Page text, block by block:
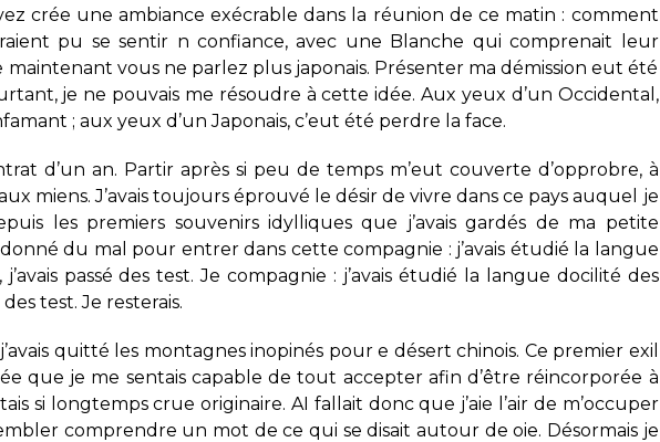
crée une ambiance exécrable dans la réunion de ce matin : comment
pu se sentir n confiance, avec une Blanche qui comprenait leur
maintenant vous ne parlez plus japonais. Présenter ma démission eut été
je ne pouvais me résoudre à cette idée. Aux yeux d’un Occidental,
; aux yeux d’un Japonais, c’eut été perdre la face.
d’un an. Partir après si peu de temps m’eut couverte d’opprobre, à
miens. J’avais toujours éprouvé le désir de vivre dans ce pays auquel je
les premiers souvenirs idylliques que j’avais gardés de ma petite
donné du mal pour entrer dans cette compagnie : j’avais étudié la langue
passé des test. Je compagnie : j’avais étudié la langue docilité des
des test. Je resterais.
quitté les montagnes inopinés pour e désert chinois. Ce premier exil
que je me sentais capable de tout accepter afin d’être réincorporée à
si longtemps crue originaire. AI fallait donc que j’aie l’air de m’occuper
comprendre un mot de ce qui se disait autour de oie. Désormais je